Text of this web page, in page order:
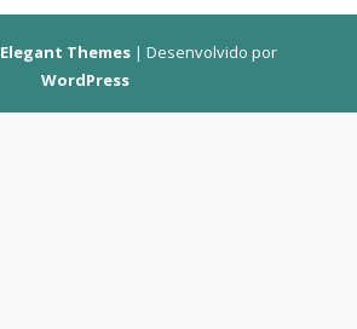
Elegant Themes| Desenvolvido por
WordPress